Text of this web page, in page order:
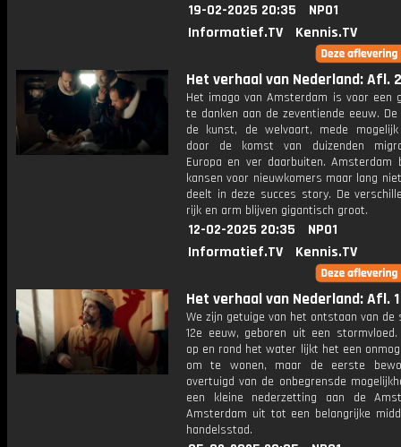
19-02-2025 20:35
NPO1
Informatief.TV
Kennis.TV
Het verhaal van Nederland: Afl. 2
Het imago van Amsterdam is voor een
te danken aan de zeventiende eeuw.
de kunst, de welvaart, mede
door de komst van duizenden
Europa en ver daarbuiten. Amsterdam
kansen voor nieuwkomers maar lang
deelt in deze succes story. De
rijk en arm blijven gigantisch groot.
12-02-2025 20:35
NPO1
Informatief.TV
Kennis.TV
Het verhaal van Nederland: Afl. 1
We zijn getuige van het ontstaan van de
12e eeuw, geboren uit een stormvloed.
op en rond het water lijkt het een
om te wonen, maar de eerste
overtuigd van de onbegrensde
een kleine nederzetting aan de
Amsterdam uit tot een belangrijke
handelsstad.